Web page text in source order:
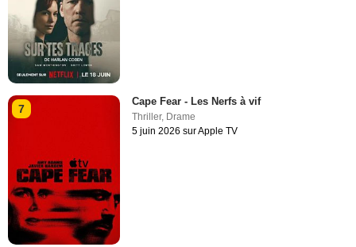
7
Cape Fear - Les Nerfs à vif
Thriller, Drame
5 juin 2026 sur Apple TV